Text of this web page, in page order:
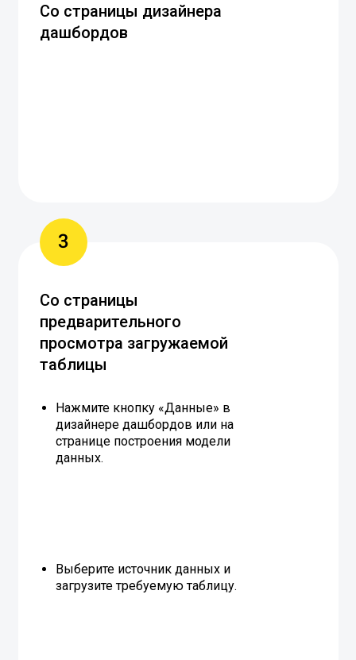
Со страницы дизайнера
дашбордов
Со страницы
предварительного
просмотра загружаемой
таблицы
3
Нажмите кнопку «Данные» в
дизайнере дашбордов или на
странице построения модели
данных.
Выберите источник данных и
загрузите требуемую таблицу.